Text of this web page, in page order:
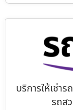
บริการให้เช่า
รถส